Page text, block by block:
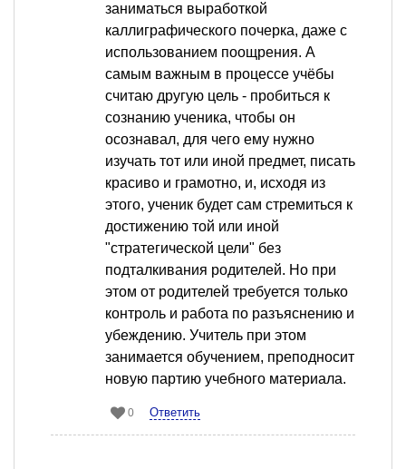
заниматься выработкой
каллиграфического почерка, даже с
использованием поощрения. А
самым важным в процессе учёбы
считаю другую цель - пробиться к
сознанию ученика, чтобы он
осознавал, для чего ему нужно
изучать тот или иной предмет, писать
красиво и грамотно, и, исходя из
этого, ученик будет сам стремиться к
достижению той или иной
"стратегической цели" без
подталкивания родителей. Но при
этом от родителей требуется только
контроль и работа по разъяснению и
убеждению. Учитель при этом
занимается обучением, преподносит
новую партию учебного материала.
0 Ответить